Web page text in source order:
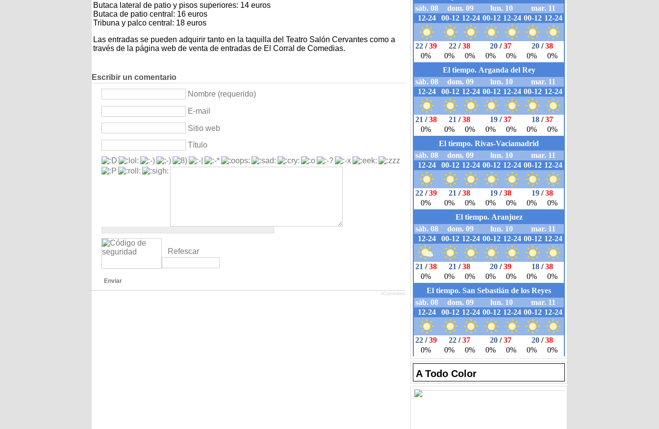
Butaca lateral de patio y pisos superiores: 14 euros
Butaca de patio central: 16 euros
Tribuna y palco central: 18 euros
Las entradas se pueden adquirir tanto en la taquilla del Teatro Salón Cervantes como a
través de la página web de venta de entradas de El Corral de Comedias.
Escribir un comentario
Nombre (requerido)
E-mail
Sitio web
Título
Refescar
Enviar
JComments
A Todo Color